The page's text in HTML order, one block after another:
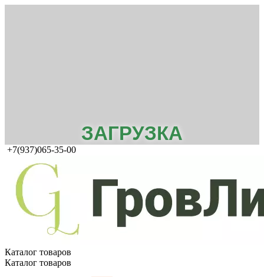
ЗАГРУЗКА
+7(937)065-35-00
Каталог товаров
Каталог товаров